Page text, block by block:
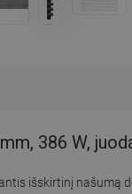
386 W,
išskirtinį